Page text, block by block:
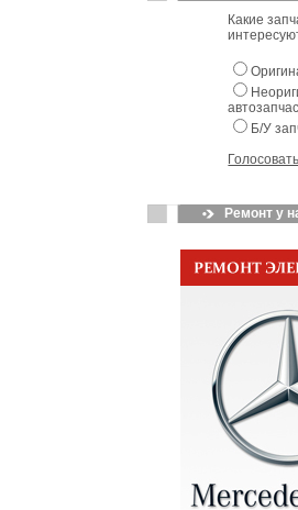
Какие
Б/У
Голосовать
Ремонт у